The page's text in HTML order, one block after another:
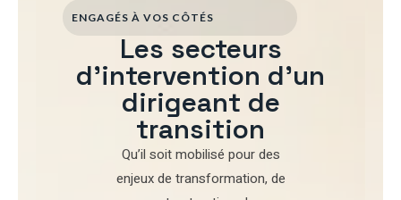
ENGAGÉS À VOS CÔTÉS
Les secteurs
d'intervention d'un
dirigeant de
transition
Qu’il soit mobilisé pourdes
enjeux de transformation, de